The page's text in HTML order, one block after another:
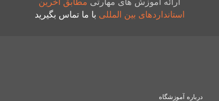
ارائه آموزش های مهارتی مطابق آخرین
استانداردهای بین المللی با ما تماس بگیرید
درباره آموزشگاه